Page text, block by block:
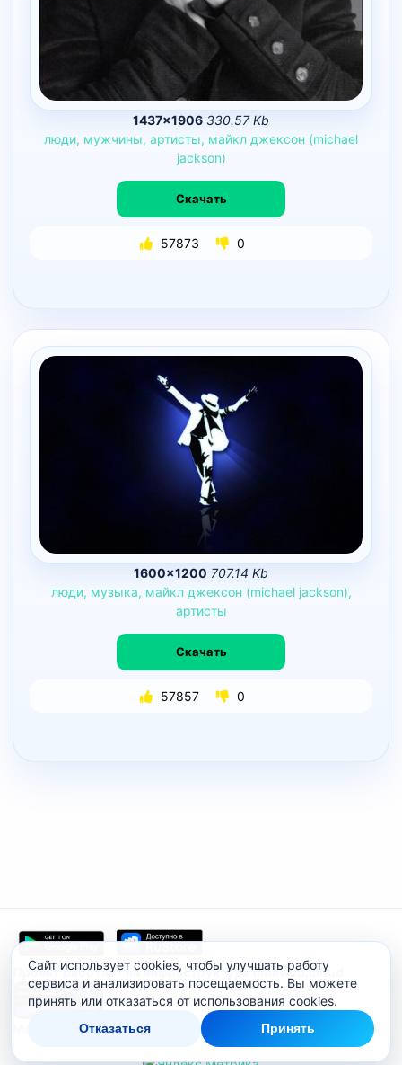
1437×1906 330.57 Kb
люди, мужчины, артисты, майкл джексон (michael
jackson)
Скачать
57873 0
1600×1200 707.14 Kb
люди, музыка, майкл джексон (michael jackson),
артисты
Скачать
57857 0
Проект работает на инфраструктуре timeweb.cloud
Мобильное приложение
Сайт использует cookies, чтобы улучшать работу
сервиса и анализировать посещаемость. Вы можете
принять или отказаться от использования cookies.
Отказаться Принять